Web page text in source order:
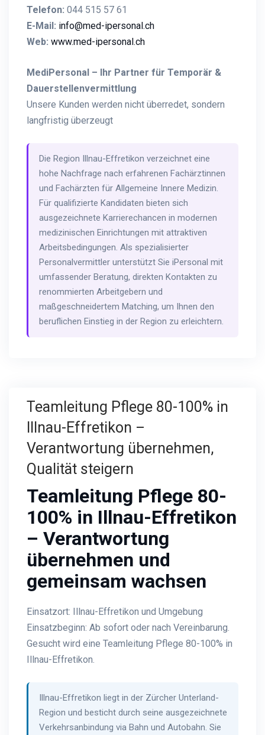
Telefon: 044 515 57 61
E-Mail: info@med-ipersonal.ch
Web: www.med-ipersonal.ch
MediPersonal – Ihr Partner für Temporär &
Dauerstellenvermittlung
Unsere Kunden werden nicht überredet, sondern
langfristig überzeugt
Die Region Illnau-Effretikon verzeichnet eine
hohe Nachfrage nach erfahrenen Fachärztinnen
und Fachärzten für Allgemeine Innere Medizin.
Für qualifizierte Kandidaten bieten sich
ausgezeichnete Karrierechancen in modernen
medizinischen Einrichtungen mit attraktiven
Arbeitsbedingungen. Als spezialisierter
Personalvermittler unterstützt Sie iPersonal mit
umfassender Beratung, direkten Kontakten zu
renommierten Arbeitgebern und
maßgeschneidertem Matching, um Ihnen den
beruflichen Einstieg in der Region zu erleichtern.
Teamleitung Pflege 80-100% in
Illnau-Effretikon –
Verantwortung übernehmen,
Qualität steigern
Teamleitung Pflege 80-
100% in Illnau-Effretikon
– Verantwortung
übernehmen und
gemeinsam wachsen
Einsatzort: Illnau-Effretikon und Umgebung
Einsatzbeginn: Ab sofort oder nach Vereinbarung.
Gesucht wird eine Teamleitung Pflege 80-100% in
Illnau-Effretikon.
Illnau-Effretikon liegt in der Zürcher Unterland-
Region und besticht durch seine ausgezeichnete
Verkehrsanbindung via Bahn und Autobahn. Sie